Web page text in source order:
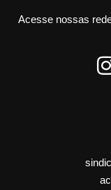
Acesse nossas